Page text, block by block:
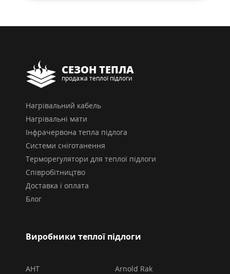
СЕЗОН ТЕПЛА
продажа теплої підлоги
Нагрівальний кабель
Нагрівальні мати
Інфрачервона тепла підлога
Системи сніготанення
Терморегулятори для теплої підлоги
Співробітництво
Доставка і оплата
Блог
Виробники теплої підлоги
AHT
Arnold Rak